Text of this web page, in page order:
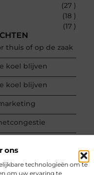
ons
technologieën om te
om uw ervaring te
(27 )
(18 )
(17 )
thuis of op de zaak
koel blijven
koel blijven